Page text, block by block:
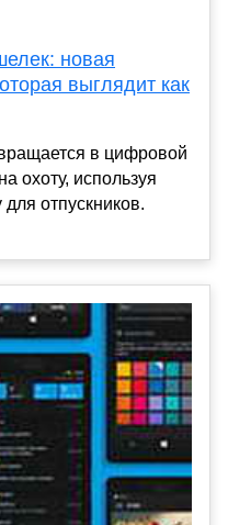
новая
выглядит как
в цифровой
охоту, используя
отпускников.